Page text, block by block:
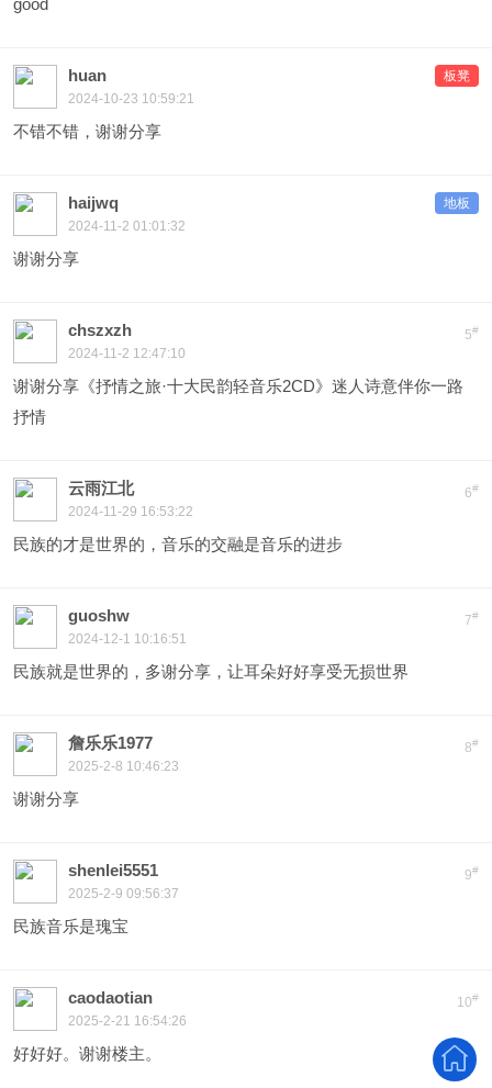
good
板凳
huan
2024-10-23 10:59:21
不错不错，谢谢分享
地板
haijwq
2024-11-2 01:01:32
谢谢分享
5#
chszxzh
2024-11-2 12:47:10
谢谢分享《抒情之旅·十大民韵轻音乐2CD》迷人诗意伴你一路
抒情
6#
云雨江北
2024-11-29 16:53:22
民族的才是世界的，音乐的交融是音乐的进步
7#
guoshw
2024-12-1 10:16:51
民族就是世界的，多谢分享，让耳朵好好享受无损世界
8#
詹乐乐1977
2025-2-8 10:46:23
谢谢分享
9#
shenlei5551
2025-2-9 09:56:37
民族音乐是瑰宝
10#
caodaotian
2025-2-21 16:54:26
好好好。谢谢楼主。